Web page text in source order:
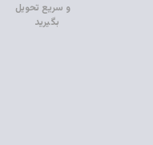
و سریع تحویل
بگیرید